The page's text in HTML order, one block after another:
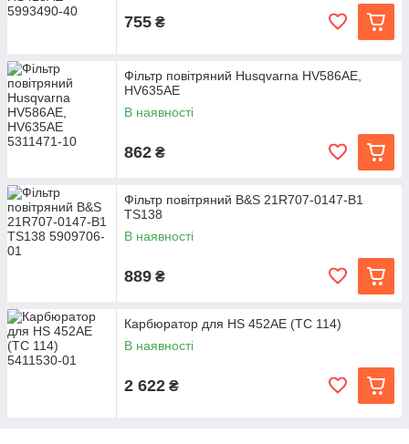
755 ₴
Фільтр повітряний Husqvarna HV586AE,
HV635AE
В наявності
862 ₴
Фільтр повітряний B&S 21R707-0147-B1
TS138
В наявності
889 ₴
Карбюратор для HS 452AE (TC 114)
В наявності
2 622 ₴